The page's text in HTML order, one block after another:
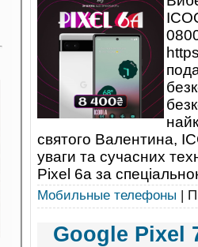
святого Валентина,
уваги та сучасних
Pixel 6a за
Мобильные телефоны |
Google Pixel